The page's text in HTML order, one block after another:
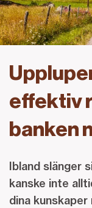
effektiv
banken
Ibland slänger
kanske inte
dina